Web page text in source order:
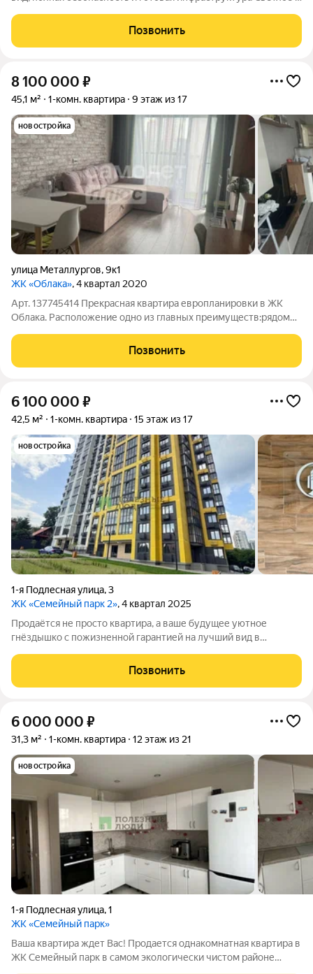
Из окон открывается потрясающий вид на город и живописный
Позвонить
8 100 000 ₽
45,1 м² 1-комн. квартира 9 этаж из 17
новостройка
улица Металлургов,9к1
ЖК «Облака», 4 квартал 2020
Арт. 137745414 Прекрасная квартира европланировки в ЖК
Облака. Расположение одно из главных преимуществ:рядом
Позвонить
6 100 000 ₽
42,5 м² 1-комн. квартира 15 этаж из 17
новостройка
1-я Подлесная улица,3
ЖК «Семейный парк 2», 4 квартал 2025
Продаётся не просто квартира, а ваше будущее уютное
гнёздышко с пожизненной гарантией на лучший вид в
построят, этот пейзаж останется с вами навсегда. + Идеальная
планировка: Евроформат с
Позвонить
6 000 000 ₽
31,3 м² 1-комн. квартира 12 этаж из 21
новостройка
1-я Подлесная улица,1
ЖК «Семейный парк»
Ваша квартира ждет Вас! Продается однакомнатная квартира в
ЖК Семейный парк в самом экологически чистом районе